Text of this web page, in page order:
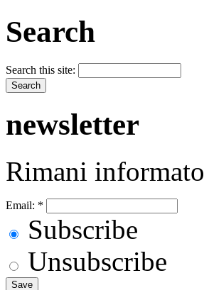
Search
Search this site:
newsletter
Rimani
Email: *
Subscribe
Unsubscribe